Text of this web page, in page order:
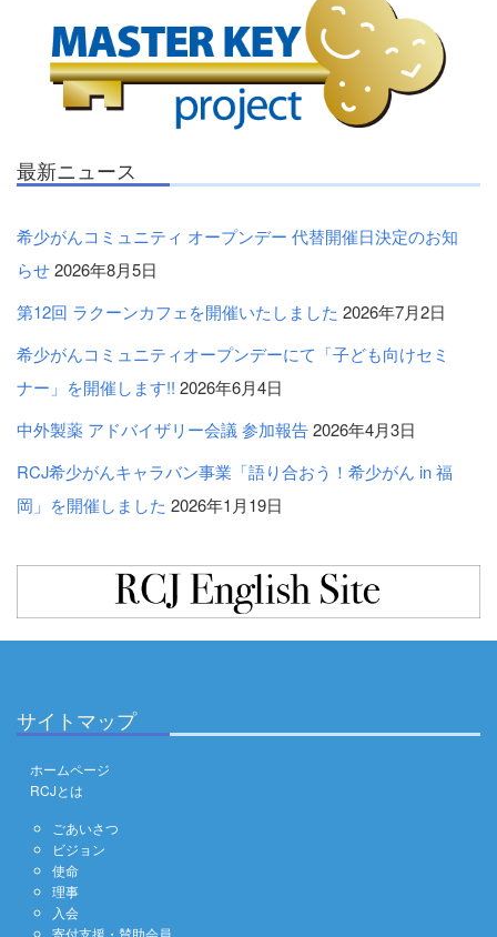
最新ニュース
希少がんコミュニティ オープンデー 代替開催日決定のお知
らせ2026年8月5日
第12回 ラクーンカフェを開催いたしました 2026年7月2日
希少がんコミュニティオープンデーにて「子ども向けセミ
ナー」を開催します!! 2026年6月4日
中外製薬 アドバイザリー会議 参加報告2026年4月3日
RCJ希少がんキャラバン事業「語り合おう！希少がん in 福
岡」を開催しました 2026年1月19日
サイトマップ
ホームページ
RCJとは
ごあいさつ
ビジョン
使命
理事
入会
寄付支援・賛助会員